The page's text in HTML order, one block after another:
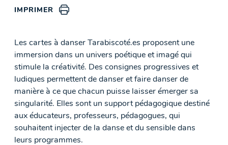
IMPRIMER
Les cartes à danser Tarabiscoté.es proposent une
immersion dans un univers poétique et imagé qui
stimule la créativité. Des consignes progressives et
ludiques permettent de danser et faire danser de
manière à ce que chacun puisse laisser émerger sa
singularité. Elles sont un support pédagogique destiné
aux éducateurs, professeurs, pédagogues, qui
souhaitent injecter de la danse et du sensible dans
leurs programmes.